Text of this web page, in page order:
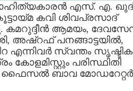
എസ്. എ.
കവി ശിവപ്രസാദ്
ആമയം,
അഷ്‌റഫ് പനങ്ങാട്ടയില്‍,
സ്വന്തം
കോളമിസ്റ്റും പരിസ്ഥിതി
ബാവ മോഡറേറ്റര്‍